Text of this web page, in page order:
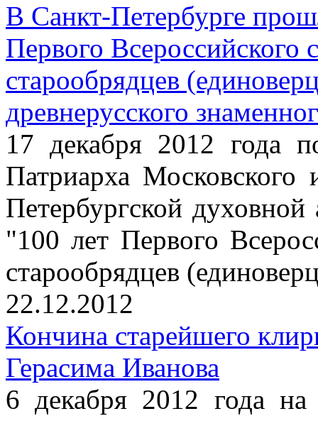
В Санкт-Петербурге
Первого Всероссийского
старообрядцев
древнерусского
17 декабря 2012 года
Патриарха
Петербургской
"100 лет Первого
старообрядцев
22.12.2012
Кончина старейшего
Герасима Иванова
6 декабря 2012 года